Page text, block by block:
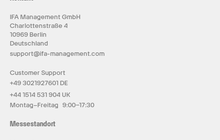
IFA Management GmbH
Charlottenstraße 4
10969 Berlin
Deutschland
support@ifa-management.com
Customer Support
+49 3021927601 DE
+44 1514 531 904 UK
Montag–Freitag 9:00–17:30
Messestandort